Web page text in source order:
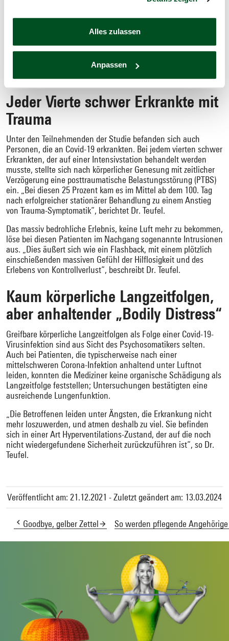
Alles zulassen
Anpassen
ist das Verdrängen aber besonders stark ausgeprägt, um einer
verarbeiten – wird negiert.“ Der Wissenschaftler empfiehlt,
Emotionen und Überzeugungen dieser Gruppe ernst zu
nehmen: „Nicht belehren“, rät Dr. Teufel, „sondern mit
evidenzbasierten Informationen die Auseinandersetzung
Jeder Vierte schwer Erkrankte mit
Trauma
Unter den Teilnehmenden der Studie befanden sich auch
Personen, die an Covid-19 erkrankten. Bei jedem vierten schwer
Erkrankten, der auf einer Intensivstation behandelt werden
musste, stellte sich nach körperlicher Genesung mit zeitlicher
Verzögerung eine posttraumatische Belastungsstörung (PTBS)
ein. „Bei diesen 25 Prozent kam es im Mittel ab dem 100. Tag
nach erfolgreicher stationärer Behandlung zu einem Anstieg
von Trauma-Symptomatik“, berichtet Dr. Teufel.
Das massiv bedrohliche Erlebnis, keine Luft mehr zu bekommen,
löse bei diesen Patienten im Nachgang sogenannte Intrusionen
aus. „Dies äußert sich wie ein Flashback, mit einem plötzlich
einschießenden massiven Gefühl der Hilflosigkeit und des
Erlebens von Kontrollverlust“, beschreibt Dr. Teufel.
Kaum körperliche Langzeitfolgen,
aber anhaltender „Bodily Distress“
Greifbare körperliche Langzeitfolgen als Folge einer Covid-19-
Virusinfektion sind aus Sicht des Psychosomatikers selten.
Auch bei Patienten, die typischerweise nach einer
mittelschweren Corona-Infektion anhaltend unter Luftnot
leiden, konnten die Mediziner keine organische Schädigung als
Langzeitfolge feststellen; Untersuchungen bestätigten eine
ausreichende Lungenfunktion.
„Die Betroffenen leiden unter Ängsten, die Erkrankung nicht
mehr loszuwerden, und atmen deshalb zu viel. Sie befinden
sich in einer Art Hyperventilations-Zustand, der auf die noch
nicht wiedergefundene Sicherheit zurückzuführen ist“, so Dr.
Teufel.
Veröffentlicht am: 21.12.2021 - Zuletzt geändert am: 13.03.2024
Goodbye, gelber Zettel So werden pflegende